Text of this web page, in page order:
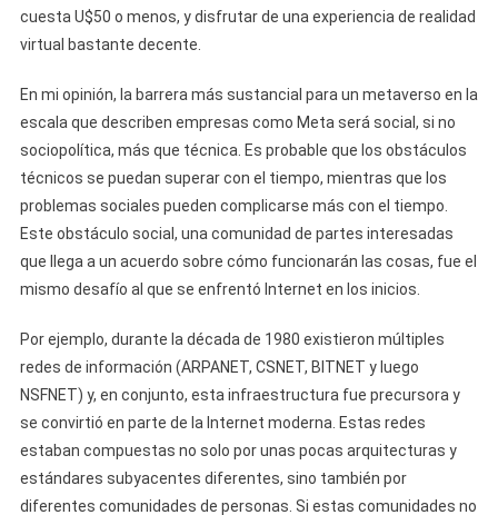
cuesta U$50 o menos, y disfrutar de una experiencia de realidad
virtual bastante decente.
En mi opinión, la barrera más sustancial para un metaverso en la
escala que describen empresas como Meta será social, si no
sociopolítica, más que técnica. Es probable que los obstáculos
técnicos se puedan superar con el tiempo, mientras que los
problemas sociales pueden complicarse más con el tiempo.
Este obstáculo social, una comunidad de partes interesadas
que llega a un acuerdo sobre cómo funcionarán las cosas, fue el
mismo desafío al que se enfrentó Internet en los inicios.
Por ejemplo, durante la década de 1980 existieron múltiples
redes de información (ARPANET, CSNET, BITNET y luego
NSFNET) y, en conjunto, esta infraestructura fue precursora y
se convirtió en parte de la Internet moderna. Estas redes
estaban compuestas no solo por unas pocas arquitecturas y
estándares subyacentes diferentes, sino también por
diferentes comunidades de personas. Si estas comunidades no